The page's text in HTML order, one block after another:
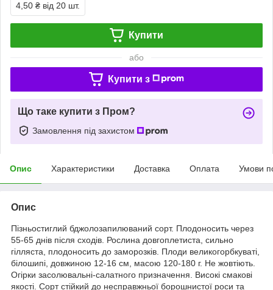
4,50 ₴ від 20 шт.
Купити
або
Купити з
Що таке купити з Пром?
Замовлення під захистом
Опис Характеристики Доставка Оплата Умови
Опис
Пізньостиглий бджолозапилюваний сорт. Плодоносить через
55-65 днів після сходів. Рослина довгоплетиста, сильно
гілляста, плодоносить до заморозків. Плоди великогорбкуваті,
білошипі, довжиною 12-16 см, масою 120-180 г. Не жовтіють.
Огірки засолювальні-салатного призначення. Високі смакові
якості. Сорт стійкий до несправжньої борошнистої роси та